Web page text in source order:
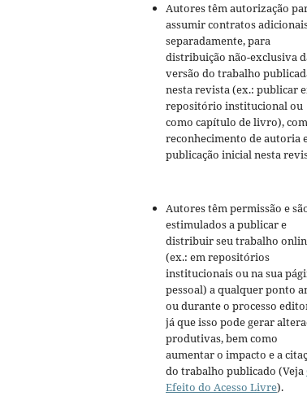
Autores têm autorização
assumir contratos
separadamente, para
distribuição não-exclusiva
versão do trabalho
nesta revista (ex.: publicar
repositório institucional ou
como capítulo de livro), com
reconhecimento de autoria
publicação inicial nesta
Autores têm permissão e
estimulados a publicar e
distribuir seu trabalho
(ex.: em repositórios
institucionais ou na sua
pessoal) a qualquer ponto
ou durante o processo
já que isso pode gerar
produtivas, bem como
aumentar o impacto e a
do trabalho publicado (Veja
Efeito do Acesso Livre).